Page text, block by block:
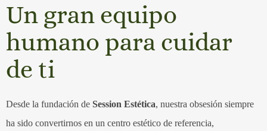
Un gran equipo
humano para cuidar
de ti
Desde la fundación de Session Estética, nuestra obsesión siempre
ha sido convertirnos en un centro estético de referencia,